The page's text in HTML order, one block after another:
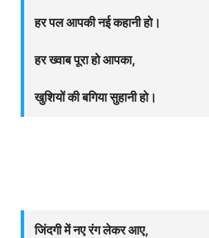
हर पल आपकी नई कहानी हो।
हर ख्वाब पूरा हो आपका,
खुशियों की बगिया सुहानी हो।
जिंदगी में नए रंग लेकर आए,